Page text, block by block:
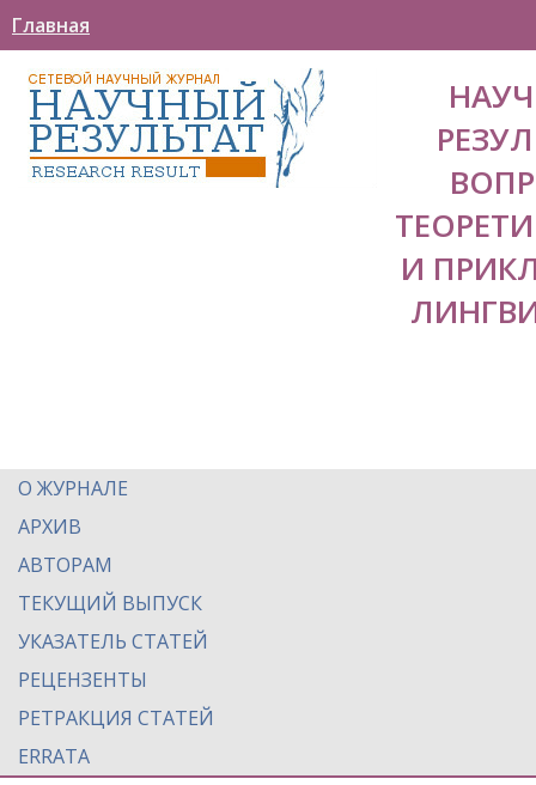
Главная
И
О ЖУРНАЛЕ
АРХИВ
АВТОРАМ
ТЕКУЩИЙ ВЫПУСК
УКАЗАТЕЛЬ СТАТЕЙ
РЕЦЕНЗЕНТЫ
РЕТРАКЦИЯ СТАТЕЙ
ERRATA